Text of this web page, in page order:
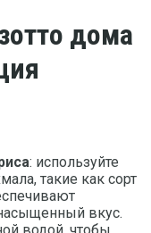
дома
: используйте
такие как сорт
вкус.